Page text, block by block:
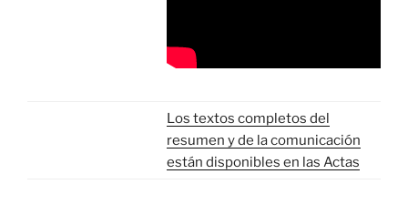
Los textos completos del
resumen y de la comunicación
están disponibles en las Actas